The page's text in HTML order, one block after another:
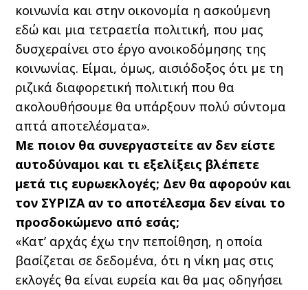
κοινωνία και στην οικονομία η ασκούμενη
εδώ και μια τετραετία πολιτική, που μας
δυσχεραίνει στο έργο ανοικοδόμησης της
κοινωνίας. Είμαι, όμως, αισιόδοξος ότι με τη
ριζικά διαφορετική πολιτική που θα
ακολουθήσουμε θα υπάρξουν πολύ σύντομα
απτά αποτελέσματα».
Με ποιον θα συνεργαστείτε αν δεν είστε
αυτοδύναμοι και τι εξελίξεις βλέπετε
μετά τις ευρωεκλογές; Δεν θα αφορούν και
τον ΣΥΡΙΖΑ αν το αποτέλεσμα δεν είναι το
προσδοκώμενο από εσάς;
«Κατ’ αρχάς έχω την πεποίθηση, η οποία
βασίζεται σε δεδομένα, ότι η νίκη μας στις
εκλογές θα είναι ευρεία και θα μας οδηγήσει